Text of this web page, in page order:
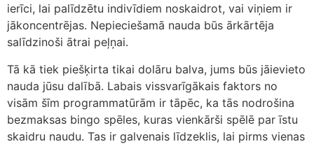
ierīci, lai palīdzētu indivīdiem noskaidrot, vai viņiem ir
jākoncentrējas. Nepieciešamā nauda būs ārkārtēja
salīdzinoši ātrai peļņai.
Tā kā tiek piešķirta tikai dolāru balva, jums būs jāievieto
nauda jūsu dalībā. Labais vissvarīgākais faktors no
visām šīm programmatūrām ir tāpēc, ka tās nodrošina
bezmaksas bingo spēles, kuras vienkārši spēlē par īstu
skaidru naudu. Tas ir galvenais līdzeklis, lai pirms vienas